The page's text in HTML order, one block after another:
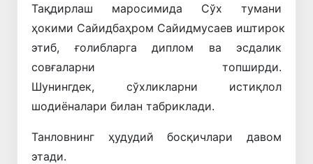
Тақдирлаш маросимида Сўх тумани
ҳокими Сайидбаҳром Сайидмусаев иштирок
этиб, ғолибларга диплом ва эсдалик
совғаларни топширди.
Шунингдек, сўхликларни истиқлол
шодиёналари билан табриклади.
Танловнинг ҳудудий босқичлари давом
этади.